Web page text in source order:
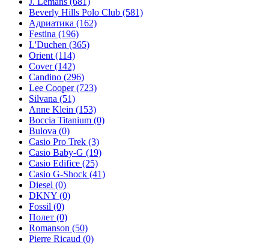
Beverly Hills Polo Club (581)
Адриатика (162)
Festina (196)
L'Duchen (365)
Orient(114)
Cover(142)
Candino (296)
Lee Cooper(723)
Silvana (51)
Anne Klein (153)
Boccia Titanium (0)
Bulova (0)
Casio Pro Trek (3)
Casio Baby-G (19)
Casio Edifice (25)
Casio G-Shock (41)
Diesel (0)
DKNY (0)
Fossil (0)
Полет (0)
Romanson (50)
Pierre Ricaud (0)